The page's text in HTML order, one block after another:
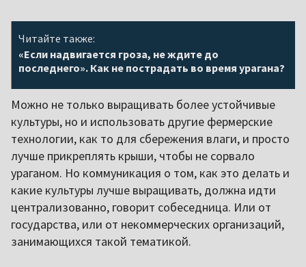
Читайте также:
«Если надвигается гроза, не ждите до
последнего». Как не пострадать во время урагана?
Можно не только выращивать более устойчивые
культуры, но и использовать другие фермерские
технологии, как то для сбережения влаги, и просто
лучше прикреплять крыши, чтобы не сорвало
ураганом. Но коммуникация о том, как это делать и
какие культуры лучше выращивать, должна идти
централизованно, говорит собеседница. Или от
государства, или от некоммерческих организаций,
занимающихся такой тематикой.